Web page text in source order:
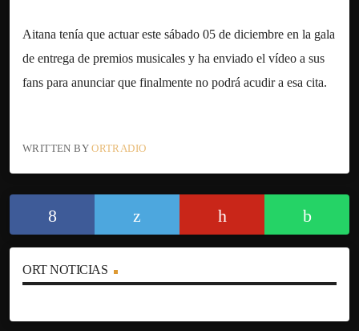
Aitana tenía que actuar este sábado 05 de diciembre en la gala
de entrega de premios musicales y ha enviado el vídeo a sus
fans para anunciar que finalmente no podrá acudir a esa cita.
WRITTEN BYORTRADIO
ORT NOTICIAS